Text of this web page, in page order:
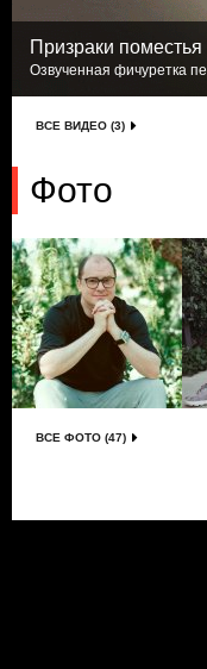
Призраки
Озвученная фичуретка
ВСЕ ВИДЕО (3)
Фото
ВСЕ ФОТО (47)